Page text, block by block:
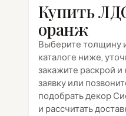
Купить
оранж
Выберите толщину
каталоге ниже,
закажите раскрой и
заявку или
подобрать декор
и рассчитать